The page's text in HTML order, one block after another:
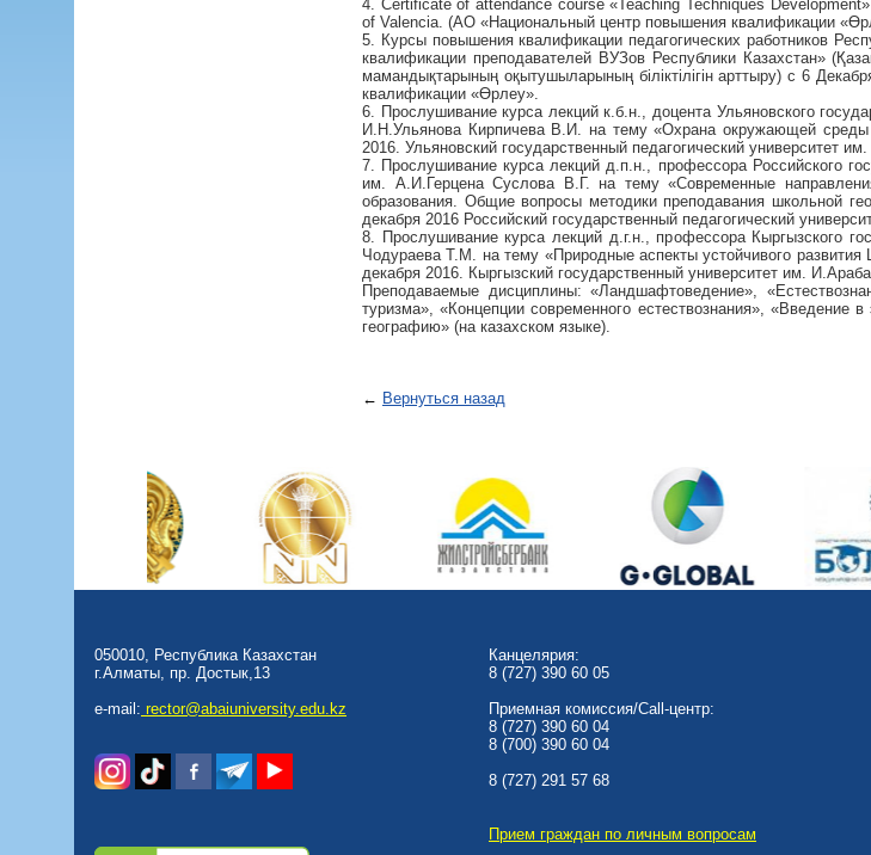
4. Certificate of attendance course «Teaching Techniques
of Valencia. (АО «Национальный центр повышения квалификации
5. Курсы повышения квалификации педагогических работников
квалификации преподавателей ВУЗов Республики Казахстан»
мамандықтарының оқытушыларының біліктілігін арттыру) с 6
квалификации «Өрлеу».
6. Прослушивание курса лекций к.б.н., доцента Ульяновского
И.Н.Ульянова Кирпичева В.И. на тему «Охрана окружающей
2016. Ульяновский государственный педагогический университет
7. Прослушивание курса лекций д.п.н., профессора Российского
им. А.И.Герцена Суслова В.Г. на тему «Современные
образования. Общие вопросы методики преподавания школьной
декабря 2016 Российский государственный педагогический
8. Прослушивание курса лекций д.г.н., профессора Кыргызского
Чодураева Т.М. на тему «Природные аспекты устойчивого
декабря 2016. Кыргызский государственный университет им.
Преподаваемые дисциплины: «Ландшафтоведение»,
туризма», «Концепции современного естествознания», «Введение
географию» (на казахском языке).
← Вернуться назад
050010, Республика Казахстан
г.Алматы, пр. Достык,13
e-mail: rector@abaiuniversity.edu.kz
Канцелярия:
8 (727) 390 60 05
Приемная комиссия/Call-центр:
8 (727) 390 60 04
8 (700) 390 60 04
8 (727) 291 57 68
Прием граждан по личным вопросам